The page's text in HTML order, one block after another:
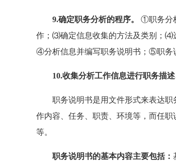
9.确定职务分析的程序。
①职务分
作；⑶确定信息收集的方法及类别；⑷
④分析信息并编写职务说明书；⑤职务
10.收集分析工作信息进行职务描述
职务说明书是用文件形式来表达职
作内容、任务、职责、环境等，而任
等。
职务说明书的基本内容主要包括：